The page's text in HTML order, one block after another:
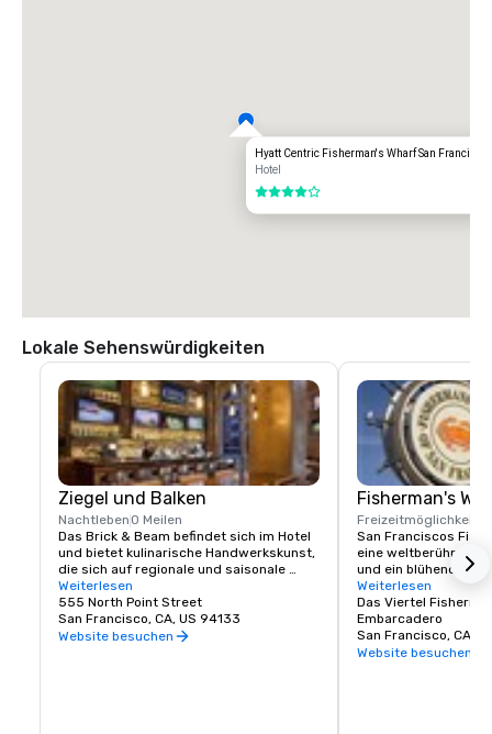
Hyatt Centric Fisherman's Wharf San Francisco
Hotel
4 von 5
Lokale Sehenswürdigkeiten
Ziegel und Balken
Nachtleben 0 Meilen
Das Brick & Beam befindet sich im Hotel
und bietet kulinarische Handwerkskunst,
die sich auf regionale und saisonale
Küche konzentriert. Unser Seafood
Watch-Programm ist ein neuer Ansatz
für nachhaltige Lebensmittel, zu dem
auch eine verantwortungsvolle
Weiterlesen
555 North Point Street
San Francisco, CA, US 94133
Website besuchen
Fisherman's
Freizeitmöglichkeiten
San Franciscos
eine weltberühmte
und ein blühendes
lokales Viertel und
Wharf bietet
endlose
ist der richtige Ort,
Weiterlesen
Das Viertel
Embarcadero
San Francisco, CA,
Website besuchen